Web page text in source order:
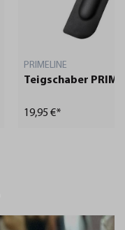
PRIMELINE
Teigschaber
19,95 €*